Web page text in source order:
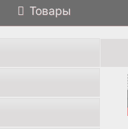
Товары